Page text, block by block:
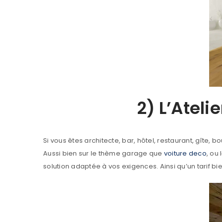
Identifiant ou e-mail*
Mot de passe*
2)
Si vous êtes architecte, bar, hôtel, restaurant, gîte,
Aussi bien sur le thème garage que voiture deco, ou
solution adaptée à vos exigences. Ainsi qu’un tarif